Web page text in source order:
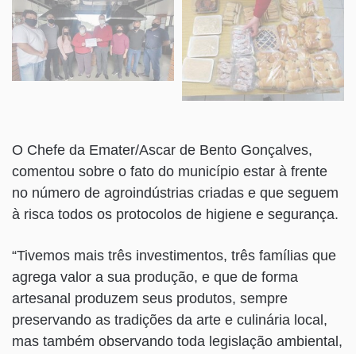
O Chefe da Emater/Ascar de Bento Gonçalves,
comentou sobre o fato do município estar à frente
no número de agroindústrias criadas e que seguem
à risca todos os protocolos de higiene e segurança.
“Tivemos mais três investimentos, três famílias que
agrega valor a sua produção, e que de forma
artesanal produzem seus produtos, sempre
preservando as tradições da arte e culinária local,
mas também observando toda legislação ambiental,